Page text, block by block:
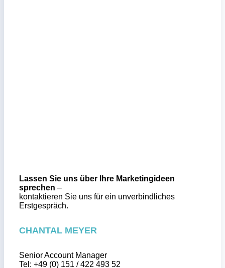
Lassen Sie uns über Ihre Marketingideen
sprechen –
kontaktieren Sie uns für ein unverbindliches
Erstgespräch.
CHANTAL MEYER
Senior Account Manager
Tel: +49 (0) 151 / 422 493 52